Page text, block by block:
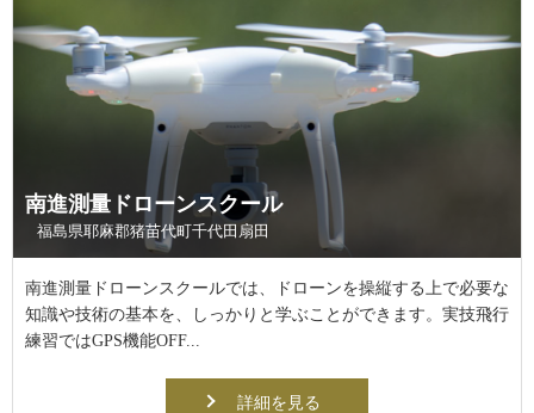
南進測量ドローンスクール
福島県耶麻郡猪苗代町千代田扇田
南進測量ドローンスクールでは、ドローンを操縦する上で必要な
知識や技術の基本を、しっかりと学ぶことができます。実技飛行
練習ではGPS機能OFF...
詳細を見る